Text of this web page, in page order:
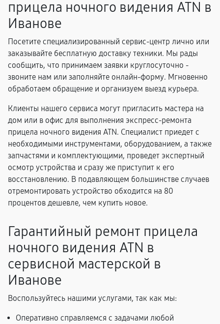
прицела ночного видения ATN в
Иванове
Посетите специализированный сервис-центр лично или
заказывайте бесплатную доставку техники. Мы рады
сообщить, что принимаем заявки круглосуточно -
звоните нам или заполняйте онлайн-форму. Мгновенно
обработаем обращение и организуем выезд курьера.
Клиенты нашего сервиса могут пригласить мастера на
дом или в офис для выполнения экспресс-ремонта
прицела ночного видения ATN. Специалист приедет с
необходимыми инструментами, оборудованием, а также
запчастями и комплектующими, проведет экспертный
осмотр устройства и сразу же приступит к его
восстановлению. В подавляющем большинстве случаев
отремонтировать устройство обходится на 80
процентов дешевле, чем купить новое.
Гарантийный ремонт прицела
ночного видения ATN в
сервисной мастерской в
Иванове
Воспользуйтесь нашими услугами, так как мы:
Оперативно справляемся с задачами любой